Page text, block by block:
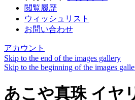
閲覧履歴
ウィッシュリスト
お問い合わせ
アカウント
Skip to the end of the images gallery
Skip to the beginning of the images
あこや真珠 イヤ